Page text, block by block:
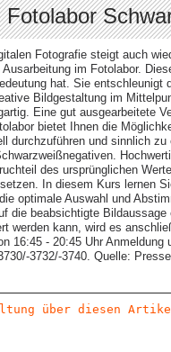
Fotografie steigt auch
im Fotolabor.
hat. Sie
Bildgestaltung im
Eine gut ausgearbeitete
bietet Ihnen die
durchzuführen und sinnlich
des ursprünglichen
In diesem Kurs lernen
optimale Auswahl und
die beabsichtigte
werden kann, wird es
16:45 - 20:45 Uhr Anmeldung
3732/-3740. Quelle: